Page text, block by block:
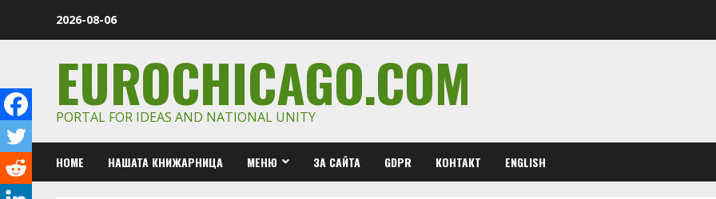
2026-08-06
EUROCHICAGO.COM
PORTAL FOR IDEAS AND NATIONAL UNITY
HOME НАШАТА КНИЖАРНИЦА МЕНЮ ЗА САЙТА GDPR КОНТАКТ ENGLISH